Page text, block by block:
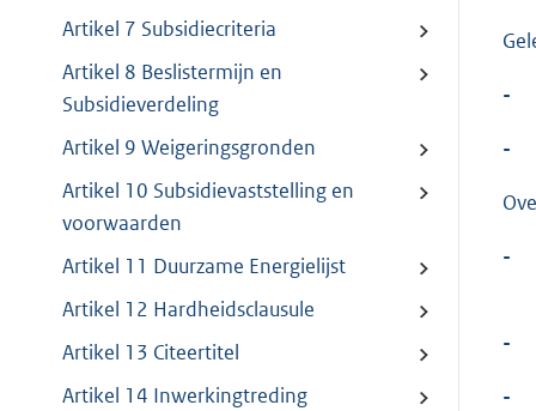
Artikel 7 Subsidiecriteria
Artikel 8 Beslistermijn en
Subsidieverdeling
Artikel 9 Weigeringsgronden
Artikel 10 Subsidievaststelling en
voorwaarden
Artikel 11 Duurzame Energielijst
Artikel 12 Hardheidsclausule
Artikel 13 Citeertitel
Artikel 14 Inwerkingtreding
-
-
-
-
-